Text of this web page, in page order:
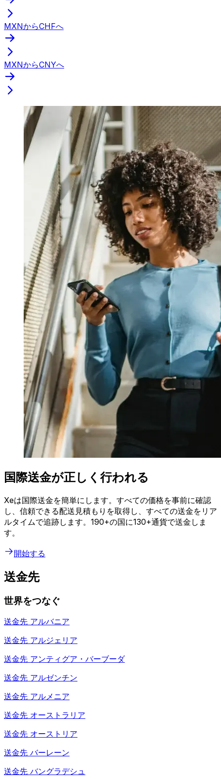
MXNからCHFへ
MXNからCNYへ
国際送金が正しく行われる
Xeは国際送金を簡単にします。すべての価格を事前に確認
し、信頼できる配送見積もりを取得し、すべての送金をリア
ルタイムで追跡します。190+の国に130+通貨で送金しま
す。
開始する
送金先
世界をつなぐ
送金先 アルバニア
送金先 アルジェリア
送金先 アンティグア・バーブーダ
送金先 アルゼンチン
送金先 アルメニア
送金先 オーストラリア
送金先 オーストリア
送金先 バーレーン
送金先 バングラデシュ